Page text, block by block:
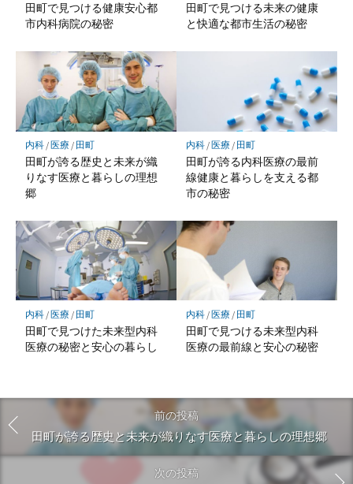
田町で見つける健康安心都
市内科病院の秘密
田町で見つける未来の健康
と快適な都市生活の秘密
内科/医療/ 田町
田町が誇る歴史と未来が織
りなす医療と暮らしの理想
郷
内科/医療/ 田町
田町が誇る内科医療の最前
線健康と暮らしを支える都
市の秘密
内科/医療/ 田町
田町で見つけた未来型内科
医療の秘密と安心の暮らし
内科/医療/ 田町
田町で見つける未来型内科
医療の最前線と安心の秘密
前の投稿
田町が誇る歴史と未来が織りなす医療と暮らしの理想郷
次の投稿